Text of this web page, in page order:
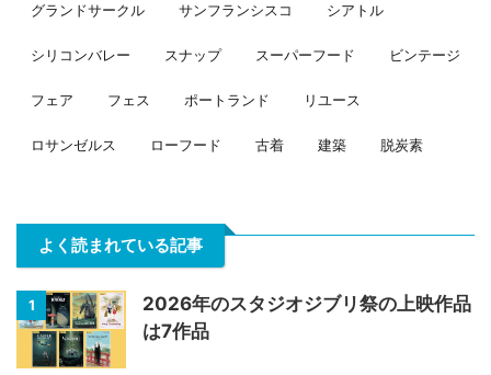
グランドサークル サンフランシスコ シアトル
シリコンバレー スナップ スーパーフード ビンテージ
フェア フェス ポートランド リユース
ロサンゼルス ローフード 古着 建築 脱炭素
よく読まれている記事
1
2026年のスタジオジブリ祭の上映作品
は7作品